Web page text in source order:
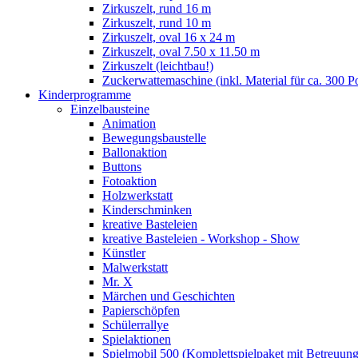
Zirkuszelt, rund 16 m
Zirkuszelt, rund 10 m
Zirkuszelt, oval 16 x 24 m
Zirkuszelt, oval 7.50 x 11.50 m
Zirkuszelt (leichtbau!)
Zuckerwattemaschine (inkl. Material für ca. 300
Kinderprogramme
Einzelbausteine
Animation
Bewegungsbaustelle
Ballonaktion
Buttons
Fotoaktion
Holzwerkstatt
Kinderschminken
kreative Basteleien
kreative Basteleien - Workshop - Show
Künstler
Malwerkstatt
Mr. X
Märchen und Geschichten
Papierschöpfen
Schülerrallye
Spielaktionen
Spielmobil 500 (Komplettspielpaket mit